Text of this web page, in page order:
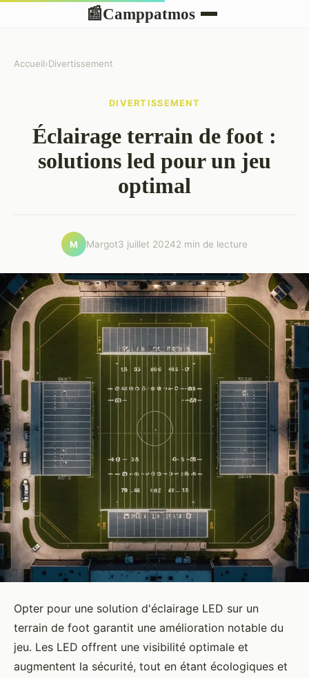
📰Camppatmos
Accueil›Divertissement
DIVERTISSEMENT
Éclairage terrain de foot :
solutions led pour un jeu
optimal
M Margot3 juillet 20242 min de lecture
Opter pour une solution d'éclairage LED sur un
terrain de foot garantit une amélioration notable du
jeu. Les LED offrent une visibilité optimale et
augmentent la sécurité, tout en étant écologiques et